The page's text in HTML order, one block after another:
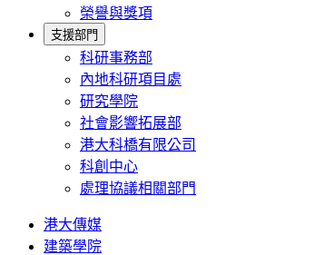
榮譽與獎項
支援部門
科研事務部
內地科研項目處
研究學院
社會影響拓展部
港大科橋有限公司
科創中心
處理協議相關部門
港大傳媒
建築學院